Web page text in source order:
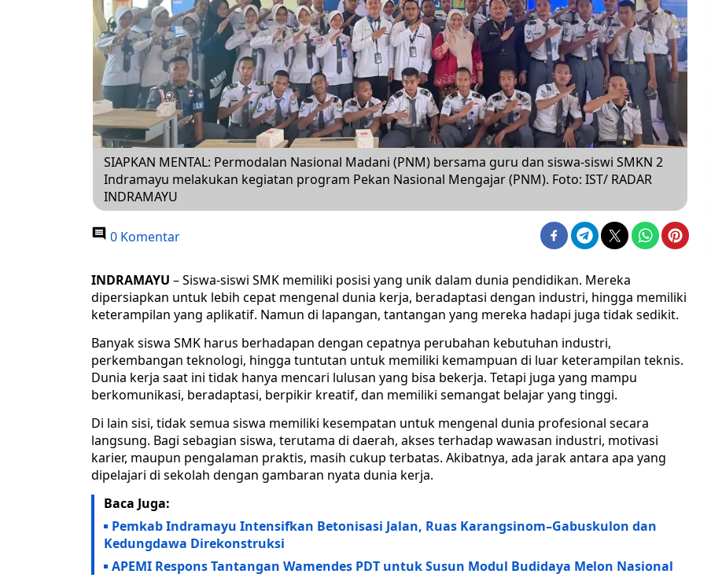
SIAPKAN MENTAL: Permodalan Nasional Madani (PNM) bersama guru dan siswa-siswi SMKN 2
Indramayu melakukan kegiatan program Pekan Nasional Mengajar (PNM). Foto: IST/ RADAR
INDRAMAYU
0 Komentar
INDRAMAYU – Siswa-siswi SMK memiliki posisi yang unik dalam dunia pendidikan. Mereka
dipersiapkan untuk lebih cepat mengenal dunia kerja, beradaptasi dengan industri, hingga memiliki
keterampilan yang aplikatif. Namun di lapangan, tantangan yang mereka hadapi juga tidak sedikit.
Banyak siswa SMK harus berhadapan dengan cepatnya perubahan kebutuhan industri,
perkembangan teknologi, hingga tuntutan untuk memiliki kemampuan di luar keterampilan teknis.
Dunia kerja saat ini tidak hanya mencari lulusan yang bisa bekerja. Tetapi juga yang mampu
berkomunikasi, beradaptasi, berpikir kreatif, dan memiliki semangat belajar yang tinggi.
Di lain sisi, tidak semua siswa memiliki kesempatan untuk mengenal dunia profesional secara
langsung. Bagi sebagian siswa, terutama di daerah, akses terhadap wawasan industri, motivasi
karier, maupun pengalaman praktis, masih cukup terbatas. Akibatnya, ada jarak antara apa yang
dipelajari di sekolah dengan gambaran nyata dunia kerja.
Baca Juga:
Pemkab Indramayu Intensifkan Betonisasi Jalan, Ruas Karangsinom–Gabuskulon dan
Kedungdawa Direkonstruksi
APEMI Respons Tantangan Wamendes PDT untuk Susun Modul Budidaya Melon Nasional